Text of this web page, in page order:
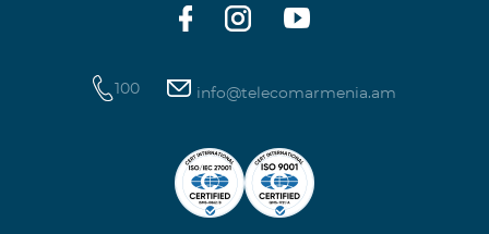
100 info@telecomarmenia.am